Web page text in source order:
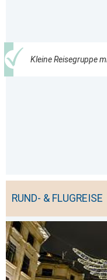
Kleine Reisegruppe
RUND- & FLUGREISE